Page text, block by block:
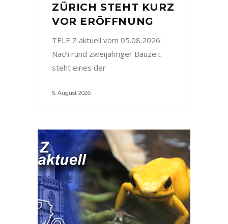
ZÜRICH STEHT KURZ
VOR ERÖFFNUNG
TELE Z aktuell vom 05.08.2026:
Nach rund zweijähriger Bauzeit
steht eines der
5. August 2026